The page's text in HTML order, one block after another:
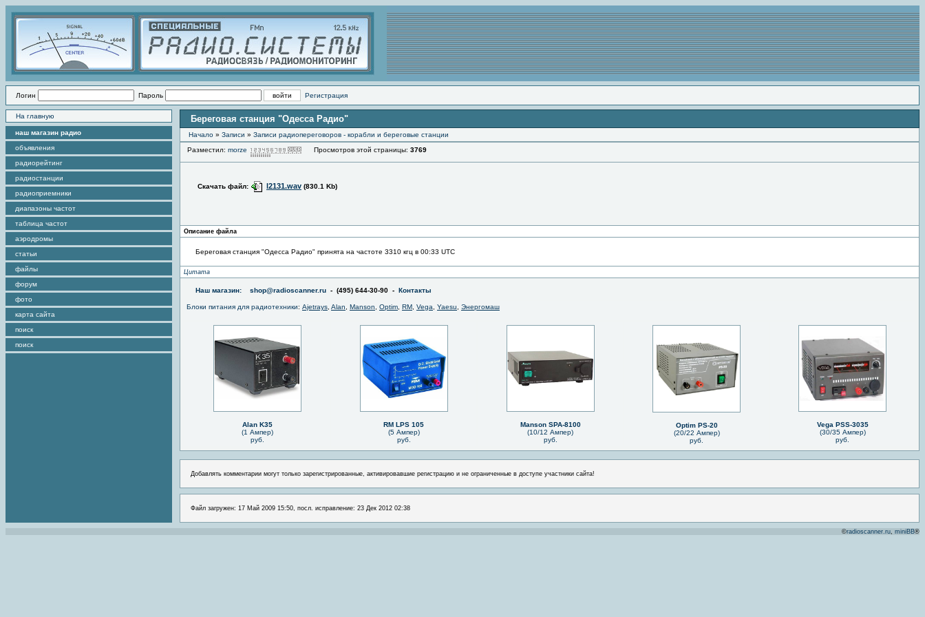
Логин Пароль Регистрация
На главную
наш магазин радио
объявления
радиорейтинг
радиостанции
радиоприемники
диапазоны частот
таблица частот
аэродромы
статьи
файлы
форум
фото
карта сайта
поиск
поиск
Береговая станция "Одесса Радио"
Начало » Записи » Записи радиопереговоров - корабли и береговые станции
Разместил: morze Просмотров этой страницы: 3769
Скачать файл: l2131.wav (830.1 Kb)
Описание файла
Береговая станция "Одесса Радио" принята на частоте 3310 кгц в 00:33 UTC
Цитата
Наш магазин: shop@radioscanner.ru - (495) 644-30-90 - Контакты
Блоки питания для радиотехники: Ajetrays Alan Manson Optim RM Vega Yaesu Энергомаш
Alan K35
(1 Ампер)
руб.
RM LPS 105
(5 Ампер)
руб.
Manson SPA-8100
(10/12 Ампер)
руб.
Optim PS-20
(20/22 Ампер)
руб.
Vega PSS-3035
(30/35 Ампер)
руб.
Добавлять комментарии могут только зарегистрированные, активировавшие регистрацию и не ограниченные в доступе участники сайта!
Файл загружен: 17 Май 2009 15:50, посл. исправление: 23 Дек 2012 02:38
©radioscanner.ru, miniBB®